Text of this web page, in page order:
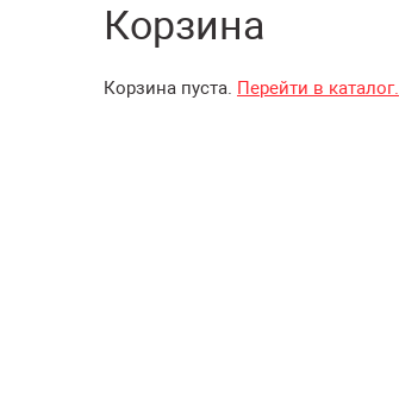
Корзина
Корзина пуста. Перейти в каталог.